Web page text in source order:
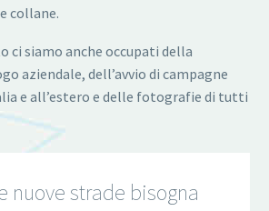
collane.
ci siamo anche occupati della
aziendale, dell’avvio di campagne
e all’estero e delle fotografie di tutti
nuove strade bisogna